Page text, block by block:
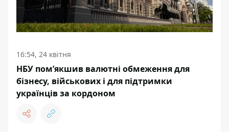
16:54, 24 квітня
НБУ пом’якшив валютні обмеження для
бізнесу, військових і для підтримки
українців за кордоном